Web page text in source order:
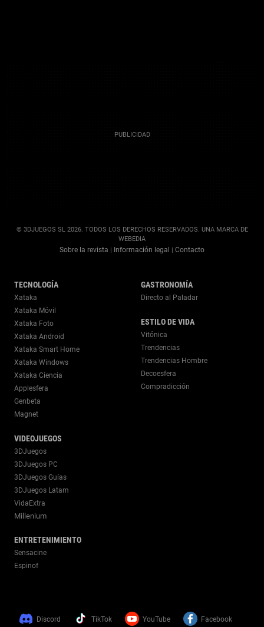
© 3DJUEGOS SL 2026. TODOS LOS DERECHOS RESERVADOS. UNA MARCA DE
WEBEDIA
Sobre la revista Información legal Contacto
TECNOLOGÍA
Xataka
Xataka Móvil
Xataka Foto
Xataka Android
Xataka Smart Home
Xataka Windows
Xataka Ciencia
Applesfera
Genbeta
Magnet
VIDEOJUEGOS
3DJuegos
3DJuegos PC
3DJuegos Guías
3DJuegos Latam
VidaExtra
Millenium
ENTRETENIMIENTO
Sensacine
Espinof
GASTRONOMÍA
Directo al Paladar
ESTILO DE VIDA
Vitónica
Trendencias
Trendencias Hombre
Decoesfera
Compradicción
Discord TikTok YouTube Facebook